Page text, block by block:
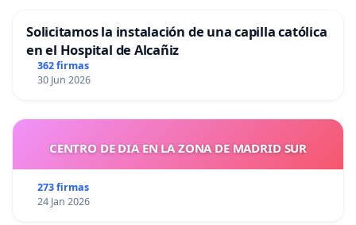
Solicitamos la instalación de una capilla católica
en el Hospital de Alcañiz
362 firmas
30 Jun 2026
CENTRO DE DIA EN LA ZONA DE MADRID SUR
273 firmas
24 Jan 2026